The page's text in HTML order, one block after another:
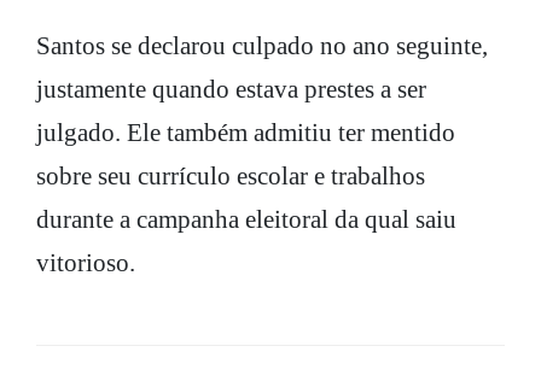
Santos se declarou culpado no ano seguinte,
justamente quando estava prestes a ser
julgado. Ele também admitiu ter mentido
sobre seu currículo escolar e trabalhos
durante a campanha eleitoral da qual saiu
vitorioso.